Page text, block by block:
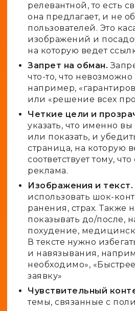
релевантной, то есть
она предлагает, и не
пользователей. Это
изображений и
на которую ведет
Запрет на обман.
что-то, что
например,
или «решение всех
Четкие цели и
указать, что именно вы
или показать, и
страница, на которую
соответствует тому,
реклама.
Изображения и текст.
использовать шок-
ранения, страх. Также
показывать до/после,
похудение,
В тексте нужно
и навязывания,
необходимо»,
заявку»
Чувствительный
темы, связанные с